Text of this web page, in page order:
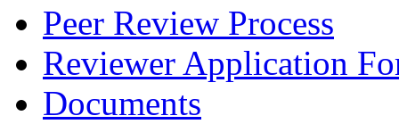
Peer Review Process
Reviewer Application
Documents